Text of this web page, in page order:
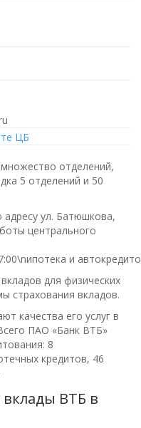
ЦБ
отделений,
5 отделений и 50
ул. Батюшкова,
центрального
и
для физических
страхования вкладов.
качества его услуг в
ПАО «Банк ВТБ»
8
кредитов, 46
ВТБ в